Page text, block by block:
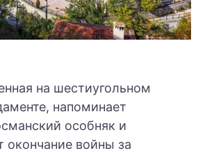
на шестиугольном
напоминает
особняк и
окончание войны за